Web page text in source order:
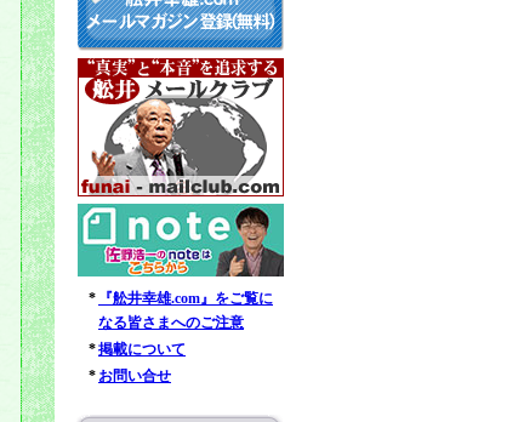
*
『舩井幸雄.com』をご覧に
なる皆さまへのご注意
*掲載について
* お問い合せ